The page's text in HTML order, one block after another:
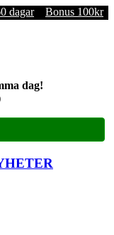
dagar Bonus 100kr
dag!